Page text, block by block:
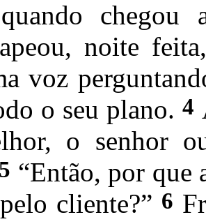
chegou
noite
voz
o seu plano. 4
o senhor
5 “Então, por que
cliente?” 6